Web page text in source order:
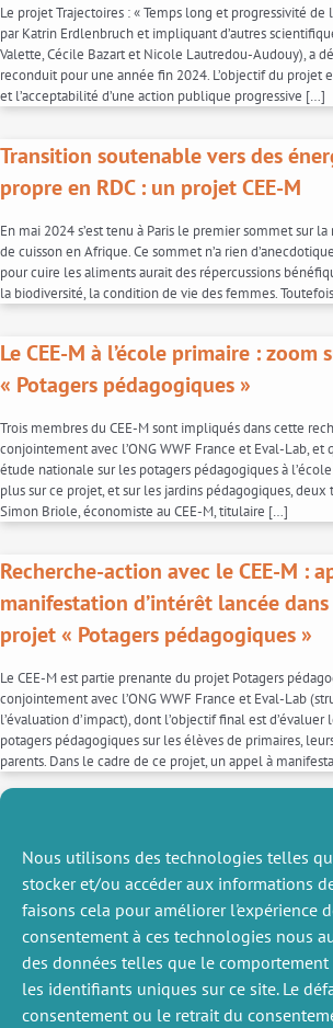
Nous utilisons des technologies telles
stocker et/ou accéder aux informations
faisons cela pour améliorer l'expérience
consentement à ces technologies nous
des données telles que le
les identifiants uniques sur ce site. Le
consentement ou le retrait du
Le projet Trajectoires : « Temps long et progressivité
par Katrin Erdlenbruch et impliquant d’autres
Valette, Cécile Bazart et Nicole Lautredou-Audouy), a
reconduit pour une année fin 2024. L’objectif du projet
et l’acceptabilité d’une action publique progressive […]
Transition soutenable vers des
propre en RDC : un projet CEE-M
En mai 2024 s’est tenu à Paris le premier sommet sur
de cuisson en Afrique. Ce sommet n’a rien
pour cuire les aliments aurait des répercussions
la biodiversité, la condition de vie des femmes.
Le CEE-M à l’école primaire : zoom
« Potagers pédagogiques »
Trois membres du CEE-M sont impliqués dans cette
conjointement avec l’ONG WWF France et Eval-Lab,
étude nationale sur les potagers pédagogiques à
plus sur ce projet, et sur les jardins pédagogiques,
Simon Briole, économiste au CEE-M, titulaire […]
Recherche-action avec le CEE-M :
manifestation d’intérêt lancée
projet « Potagers pédagogiques »
Le CEE-M est partie prenante du projet Potagers
conjointement avec l’ONG WWF France et Eval-Lab
l’évaluation d’impact), dont l’objectif final est d’évaluer
potagers pédagogiques sur les élèves de primaires,
parents. Dans le cadre de ce projet, un appel à
Afin d’agir sur son bilan carbone, le CEE-M à décidé de
laboratoire. Ce projet est mené conjointement avec
sur les deux sites du CEE-M (Richter/Université de
collecte des données concerne toutes les activités
CO2 au sein du […]